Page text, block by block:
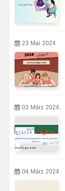
23 Mai 2024
03 März 2024
04 März 2024